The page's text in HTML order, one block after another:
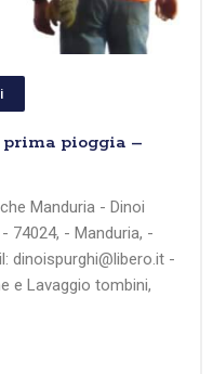
pioggia –
Manduria - Dinoi
74024, - Manduria, -
dinoispurghi@libero.it -
e Lavaggio tombini,